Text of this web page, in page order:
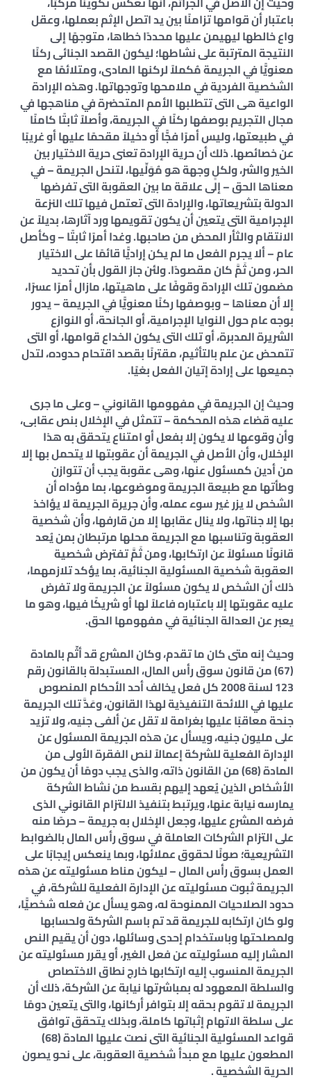
باعتبار أن قوامها تزامنًا بين يد اتصل الإثم بعملها، وعقل
واع خالطها ليهيمن عليها محددًا خطاها، متوجهًا إلى
النتيجة المترتبة على نشاطها؛ ليكون القصد الجنائى ركنًا
معنويًّا في الجريمة مُكملاً لركنها المادى، ومتلائمًا مع
الشخصية الفردية في ملامحها وتوجهاتها. وهذه الإرادة
الواعية هى التى تتطلبها الأمم المتحضرة في مناهجها في
مجال التجريم بوصفها ركنًا في الجريمة، وأصلاً ثابتًا كامنًا
في طبيعتها، وليس أمرًا فجًّا أو دخيلاً مقحمًا عليها أو غريبًا
عن خصائصها. ذلك أن حرية الإرادة تعنى حرية الاختيار بين
الخير والشر، ولكلٍ وجهة هو مُوَلِّيها، لتنحل الجريمة – في
معناها الحق – إلى علاقة ما بين العقوبة التى تفرضها
الدولة بتشريعاتها، والإرادة التى تعتمل فيها تلك النزعة
الإجرامية التى يتعين أن يكون تقويمها ورد آثارها، بديلاً عن
الانتقام والثأر المحض من صاحبها. وغدا أمرًا ثابتًا – وكأصل
عام – ألا يجرم الفعل ما لم يكن إراديًّا قائمًا على الاختيار
الحر، ومن ثَمَّ كان مقصودًا. ولئن جاز القول بأن تحديد
مضمون تلك الإرادة وقوفًا على ماهيتها، مازال أمرًا عسرًا،
إلا أن معناها – وبوصفها ركنًا معنويًّا في الجريمة – يدور
بوجه عام حول النوايا الإجرامية، أو الجانحة، أو النوازع
الشريرة المدبرة، أو تلك التى يكون الخداع قوامها، أو التى
تتمحض عن علم بالتأثيم، مقترنًا بقصد اقتحام حدوده، لتدل
جميعها على إرادة إتيان الفعل بغيًا.
وحيث إن الجريمة في مفهومها القانوني – وعلى ما جرى
عليه قضاء هذه المحكمة – تتمثل في الإخلال بنص عقابى،
وأن وقوعها لا يكون إلا بفعل أو امتناع يتحقق به هذا
الإخلال، وأن الأصل في الجريمة أن عقوبتها لا يتحمل بها إلا
من أدين كمسئول عنها، وهى عقوبة يجب أن تتوازن
وطأتها مع طبيعة الجريمة وموضوعها، بما مؤداه أن
الشخص لا يزر غير سوء عمله، وأن جريرة الجريمة لا يؤاخذ
بها إلا جناتها، ولا ينال عقابها إلا من قارفها، وأن شخصية
العقوبة وتناسبها مع الجريمة محلها مرتبطان بمن يُعد
قانونًا مسئولاً عن ارتكابها، ومن ثَمَّ تفترض شخصية
العقوبة شخصية المسئولية الجنائية، بما يؤكد تلازمهما،
ذلك أن الشخص لا يكون مسئولاً عن الجريمة ولا تفرض
عليه عقوبتها إلا باعتباره فاعلاً لها أو شريكًا فيها، وهو ما
يعبر عن العدالة الجنائية في مفهومها الحق.
وحيث إنه متى كان ما تقدم، وكان المشرع قد أثّم بالمادة
(67) من قانون سوق رأس المال، المستبدلة بالقانون رقم
123 لسنة 2008 كل فعل يخالف أحد الأحكام المنصوص
عليها في اللائحة التنفيذية لهذا القانون، وعَدَّ تلك الجريمة
جنحة معاقبًا عليها بغرامة لا تقل عن ألفى جنيه، ولا تزيد
على مليون جنيه، ويسأل عن هذه الجريمة المسئول عن
الإدارة الفعلية للشركة إعمالاً لنص الفقرة الأولى من
المادة (68) من القانون ذاته، والذى يجب دومًا أن يكون من
الأشخاص الذين يُعهد إليهم بقسط من نشاط الشركة
يمارسه نيابة عنها، ويرتبط بتنفيذ الالتزام القانوني الذى
فرضه المشرع عليها، وجعل الإخلال به جريمة – حرصًا منه
على التزام الشركات العاملة في سوق رأس المال بالضوابط
التشريعية؛ صونًا لحقوق عملائها، وبما ينعكس إيجابًا على
العمل بسوق رأس المال – ليكون مناط مسئوليته عن هذه
الجريمة ثبوت مسئوليته عن الإدارة الفعلية للشركة، في
حدود الصلاحيات الممنوحة له، وهو يسأل عن فعله شخصيًّا،
ولو كان ارتكابه للجريمة قد تم باسم الشركة ولحسابها
ولمصلحتها وباستخدام إحدى وسائلها، دون أن يقيم النص
المشار إليه مسئوليته عن فعل الغير، أو يقرر مسئوليته عن
الجريمة المنسوب إليه ارتكابها خارج نطاق الاختصاص
والسلطة المعهود له بمباشرتها نيابة عن الشركة، ذلك أن
الجريمة لا تقوم بحقه إلا بتوافر أركانها، والتى يتعين دومًا
على سلطة الاتهام إثباتها كاملة، وبذلك يتحقق توافق
قواعد المسئولية الجنائية التى نصت عليها المادة (68)
المطعون عليها مع مبدأ شخصية العقوبة، على نحو يصون
الحرية الشخصية .